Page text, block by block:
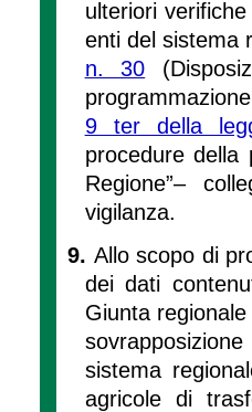
ulteriori
enti del sistema
n. 30
9 ter della
procedure della
Regione”–
vigilanza.
9. Allo scopo di
dei dati
Giunta
sistema
agricole di